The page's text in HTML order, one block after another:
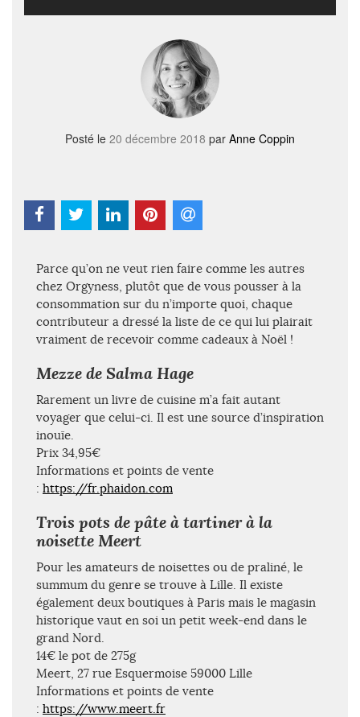
Posté le 20 décembre 2018 par Anne Coppin
Parce qu’on ne veut rien faire comme les autres
chez Orgyness, plutôt que de vous pousser à la
consommation sur du n’importe quoi, chaque
contributeur a dressé la liste de ce qui lui plairait
vraiment de recevoir comme cadeaux à Noël !
Mezze de Salma Hage
Rarement un livre de cuisine m’a fait autant
voyager que celui-ci. Il est une source d’inspiration
inouïe.
Prix 34,95€
Informations et points de vente
: https://fr.phaidon.com
Trois pots de pâte à tartiner à la
noisette Meert
Pour les amateurs de noisettes ou de praliné, le
summum du genre se trouve à Lille. Il existe
également deux boutiques à Paris mais le magasin
historique vaut en soi un petit week-end dans le
grand Nord.
14€ le pot de 275g
Meert, 27 rue Esquermoise 59000 Lille
Informations et points de vente
: https://www.meert.fr